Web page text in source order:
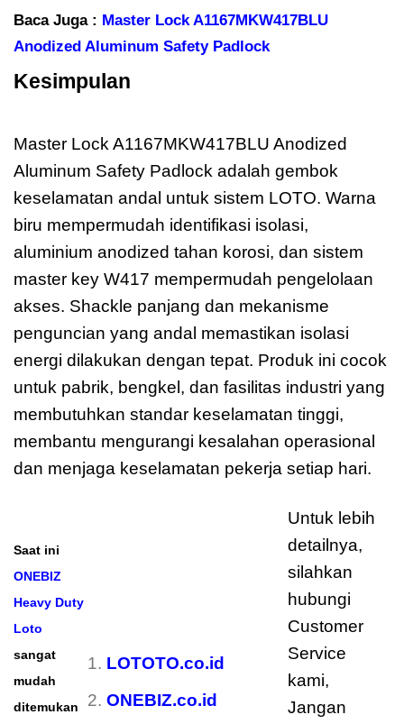
Baca Juga : Master Lock A1167MKW417BLU
Anodized Aluminum Safety Padlock
Kesimpulan
Master Lock A1167MKW417BLU Anodized
Aluminum Safety Padlock adalah gembok
keselamatan andal untuk sistem LOTO. Warna
biru mempermudah identifikasi isolasi,
aluminium anodized tahan korosi, dan sistem
master key W417 mempermudah pengelolaan
akses. Shackle panjang dan mekanisme
penguncian yang andal memastikan isolasi
energi dilakukan dengan tepat. Produk ini cocok
untuk pabrik, bengkel, dan fasilitas industri yang
membutuhkan standar keselamatan tinggi,
membantu mengurangi kesalahan operasional
dan menjaga keselamatan pekerja setiap hari.
Saat ini
ONEBIZ
Heavy Duty
Loto
sangat
mudah
ditemukan
LOTOTO.co.id
ONEBIZ.co.id
Untuk lebih
detailnya,
silahkan
hubungi
Customer
Service
kami,
Jangan